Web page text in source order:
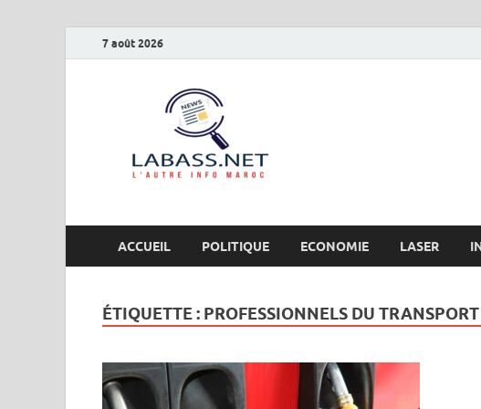
7 août 2026
ACCUEIL POLITIQUE ECONOMIE LASER
ÉTIQUETTE : PROFESSIONNELS DU